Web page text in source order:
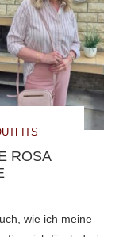
ROSA
wie ich meine